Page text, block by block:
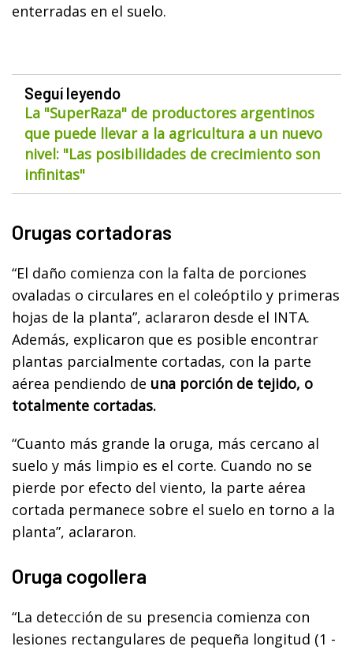
enterradas en el suelo.
Seguí leyendo
La "SuperRaza" de productores argentinos
que puede llevar a la agricultura a un nuevo
nivel: "Las posibilidades de crecimiento son
infinitas"
Orugas cortadoras
“El daño comienza con la falta de porciones
ovaladas o circulares en el coleóptilo y primeras
hojas de la planta”, aclararon desde el INTA.
Además, explicaron que es posible encontrar
plantas parcialmente cortadas, con la parte
aérea pendiendo de una porción de tejido, o
totalmente cortadas.
“Cuanto más grande la oruga, más cercano al
suelo y más limpio es el corte. Cuando no se
pierde por efecto del viento, la parte aérea
cortada permanece sobre el suelo en torno a la
planta”, aclararon.
Oruga cogollera
“La detección de su presencia comienza con
lesiones rectangulares de pequeña longitud (1 -